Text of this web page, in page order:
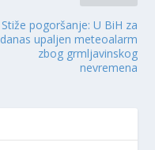
Stiže pogoršanje: U BiH za
danas upaljen meteoalarm
zbog grmljavinskog
nevremena